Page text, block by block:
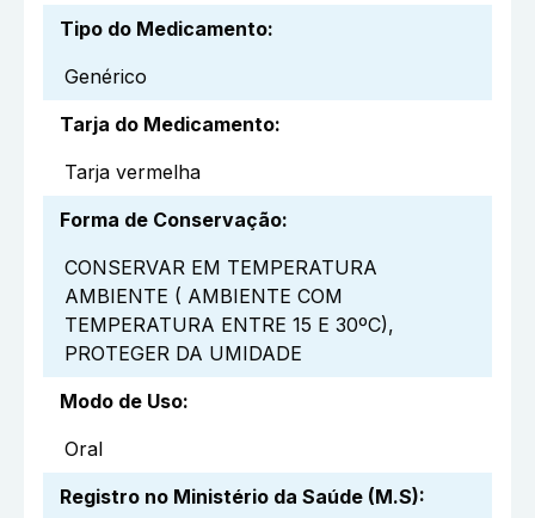
Tipo do Medicamento:
Genérico
Tarja do Medicamento:
Tarja vermelha
Forma de Conservação:
CONSERVAR EM TEMPERATURA
AMBIENTE ( AMBIENTE COM
TEMPERATURA ENTRE 15 E 30ºC),
PROTEGER DA UMIDADE
Modo de Uso:
Oral
Registro no Ministério da Saúde (M.S):